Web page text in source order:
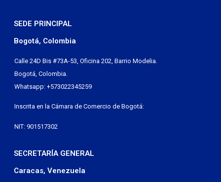
SEDE PRINCIPAL
Bogotá, Colombia
Calle 24D Bis #73A-53, Oficina 202, Barrio Modelia.
Bogotá, Colombia.
Whatsapp: +573022345259
Inscrita en la Cámara de Comercio de Bogotá:
NIT: 901517302
SECRETARÍA GENERAL
Caracas, Venezuela